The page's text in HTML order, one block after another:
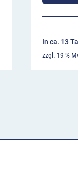
In ca. 13
zzgl. 19 %